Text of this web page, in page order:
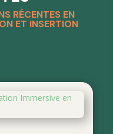
RÉCENTES EN
ET INSERTION